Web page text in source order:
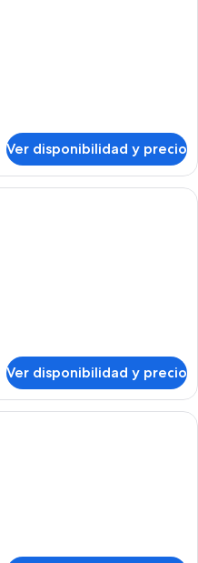
Ver disponibilidad y precio
Habitación de hotel con cama,
Ver disponibilidad y precio
Habitación de hotel con dos camas,